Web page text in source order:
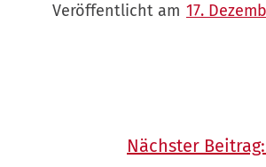
Veröffentlicht am 17.
Nächster Beitrag: